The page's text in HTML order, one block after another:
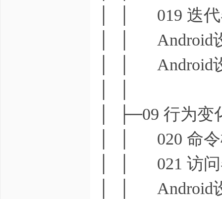
│ │ 019 迭代
│ │ Android设
│ │ Android设
│ ├─09 行为变
│ │ 020 命令
│ │ 021 访问
│ │ Android设